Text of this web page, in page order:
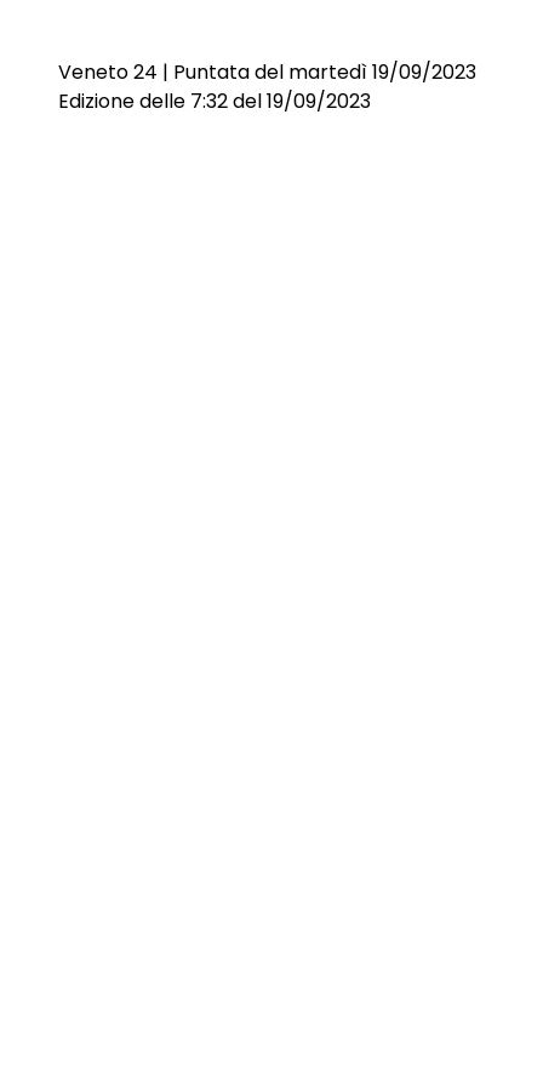
Veneto 24 | Puntata del martedì 19/09/2023
Edizione delle 7:32 del 19/09/2023